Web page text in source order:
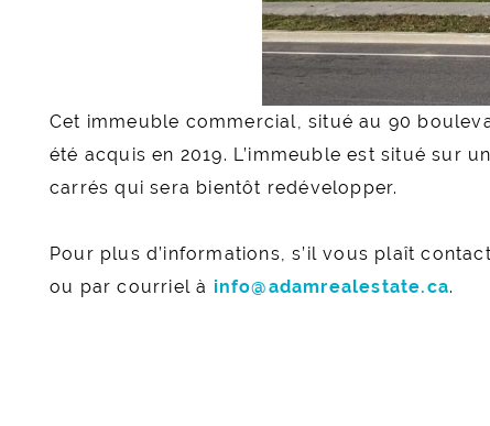
Cet immeuble commercial, situé au 90
été acquis en 2019. L’immeuble est situé sur
carrés qui sera bientôt redévelopper.
Pour plus d’informations, s’il vous plaît
ou par courriel à info@adamrealestate.ca.